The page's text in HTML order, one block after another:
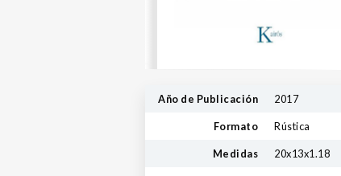
Año de Publicación 2017
Formato Rústica
Medidas 20x13x1.18